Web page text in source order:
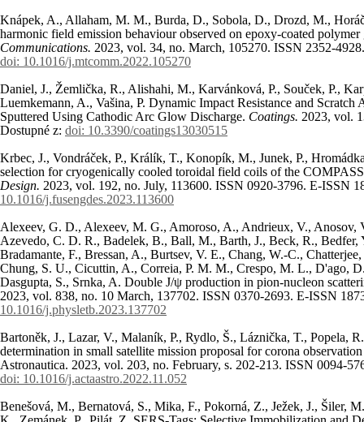
Knápek, A., Allaham, M. M., Burda, D., Sobola, D., Drozd, M.,
harmonic field emission behaviour observed on epoxy-coated
Communications. 2023, vol. 34, no. March, 105270. ISSN 2352-
doi: 10.1016/j.mtcomm.2022.105270
Daniel, J., Žemlička, R., Alishahi, M., Karvánková, P., Souček, P.,
Luemkemann, A., Vašina, P. Dynamic Impact Resistance and
Sputtered Using Cathodic Arc Glow Discharge. Coatings. 2023, vol.
Dostupné z: doi: 10.3390/coatings13030515
Krbec, J., Vondráček, P., Králík, T., Konopík, M., Junek, P.,
selection for cryogenically cooled toroidal field coils of the
Design. 2023, vol. 192, no. July, 113600. ISSN 0920-3796. E-ISSN
10.1016/j.fusengdes.2023.113600
Alexeev, G. D., Alexeev, M. G., Amoroso, A., Andrieux, V., Anosov,
Azevedo, C. D. R., Badelek, B., Ball, M., Barth, J., Beck, R., Bedfer,
Bradamante, F., Bressan, A., Burtsev, V. E., Chang, W.-C.,
Chung, S. U., Cicuttin, A., Correia, P. M. M., Crespo, M. L., D'ago,
Dasgupta, S., Srnka, A. Double J/ψ production in pion-nucleon
2023, vol. 838, no. 10 March, 137702. ISSN 0370-2693. E-ISSN
10.1016/j.physletb.2023.137702
Bartoněk, J., Lazar, V., Malaník, P., Rydlo, Š., Láznička, T., Popela,
determination in small satellite mission proposal for corona
Astronautica. 2023, vol. 203, no. February, s. 202-213. ISSN 0094-
doi: 10.1016/j.actaastro.2022.11.052
Benešová, M., Bernatová, S., Mika, F., Pokorná, Z., Ježek, J., Šiler,